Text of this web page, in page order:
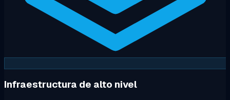
Infraestructura de alto nivel